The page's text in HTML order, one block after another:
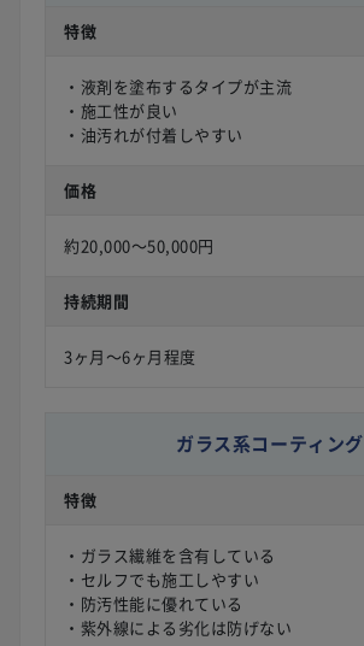
特徴
・液剤を塗布するタイプが主流
・施工性が良い
・油汚れが付着しやすい
価格
約20,000〜50,000円
持続期間
3ヶ月〜6ヶ月程度
ガラス系コーティング
特徴
・ガラス繊維を含有している
・セルフでも施工しやすい
・防汚性能に優れている
・紫外線による劣化は防げない